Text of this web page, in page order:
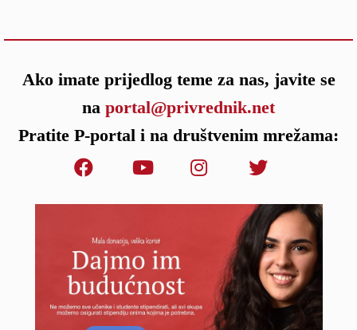
Ako imate prijedlog teme za nas, javite se
na portal@privrednik.net
Pratite P-portal i na društvenim mrežama: